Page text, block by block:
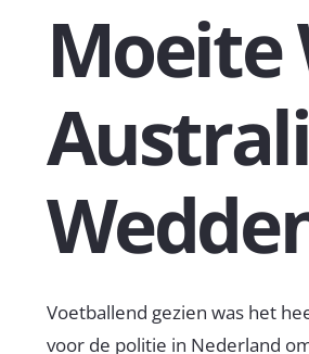
Moeite
Voetballend gezien was het
voor de politie in Nederland